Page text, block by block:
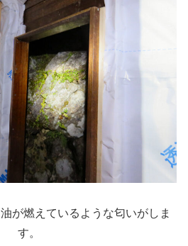
が燃えているような匂いがしま
す。